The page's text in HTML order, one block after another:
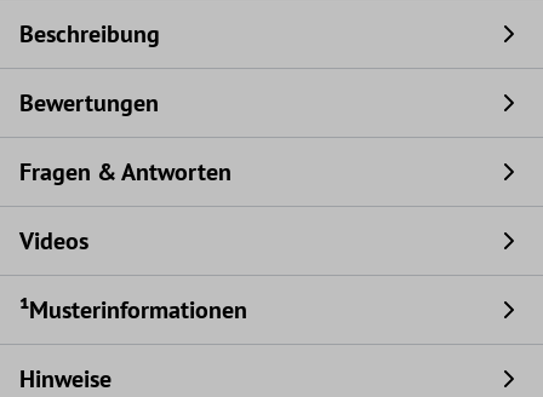
Beschreibung
Bewertungen
Fragen & Antworten
Videos
¹Musterinformationen
Hinweise